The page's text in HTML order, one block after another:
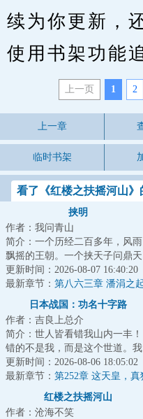
续为你更新，
使用书架功能
上一页 1 2
上一章
临时书架
看了《红楼之扶摇河山
挟明
作者：我问青山
简介：一个历经二百多年，风雨
飘摇的王朝。一个挟天子问鼎天
下的枭雄。清兵入关，乱我中
华。明末乱局如何...
更新时间：2026-08-07 16:40:20
最新章节： 第八六三章 潘涓之
日本战国：功名十字路
作者：吉良上总介
简介：世人皆看错我山内一丰！
错的不是我，而是这个世道。我
山内一丰能有什么小心思呢，我
只是太想进步了...
更新时间：2026-08-06 18:05:02
最新章节： 第252章 这天皇，真
都不当吧？
红楼之扶摇河山
作者：沧海不笑